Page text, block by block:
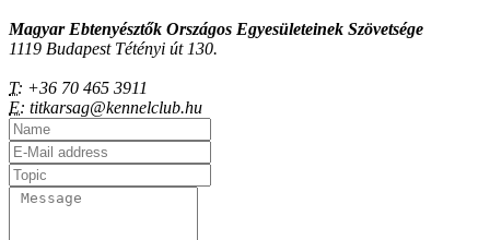
Magyar Ebtenyésztők Országos Egyesületeinek Szövetsége
1119 Budapest Tétényi út 130.
T: +36 70 465 3911
E: titkarsag@kennelclub.hu